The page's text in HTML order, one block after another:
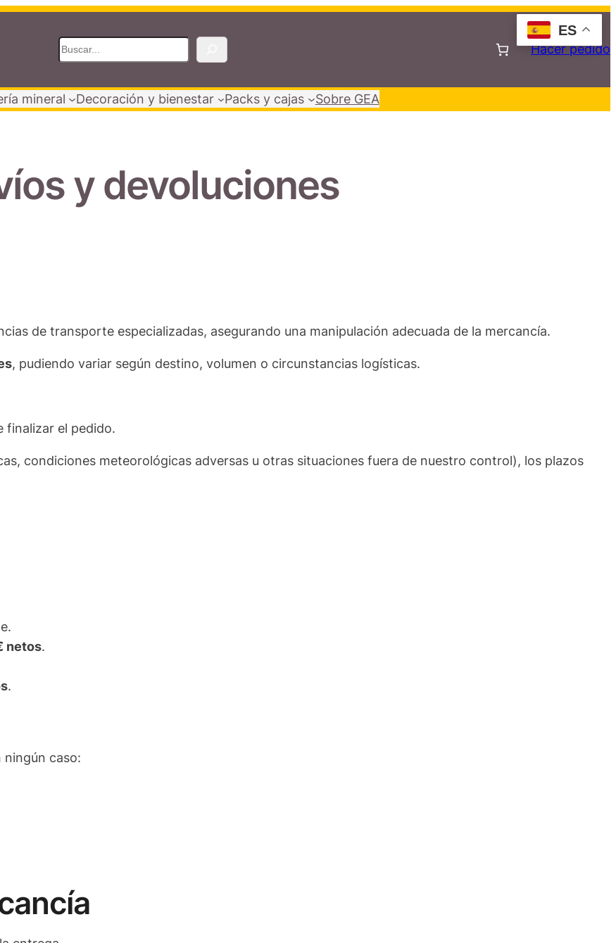
B
u
s
c
Hacer pedido
mineral Decoración y bienestar Packs y cajas Sobre GEA
y devoluciones
de transporte especializadas, asegurando una manipulación adecuada de la mercancía.
, pudiendo variar según destino, volumen o circunstancias logísticas.
finalizar el pedido.
condiciones meteorológicas adversas u otras situaciones fuera de nuestro control), los plazos
netos.
.
caso:
ES